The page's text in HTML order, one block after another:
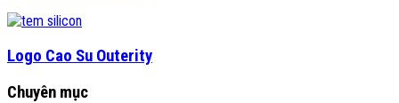
Logo Cao Su Outerity
Chuyên mục